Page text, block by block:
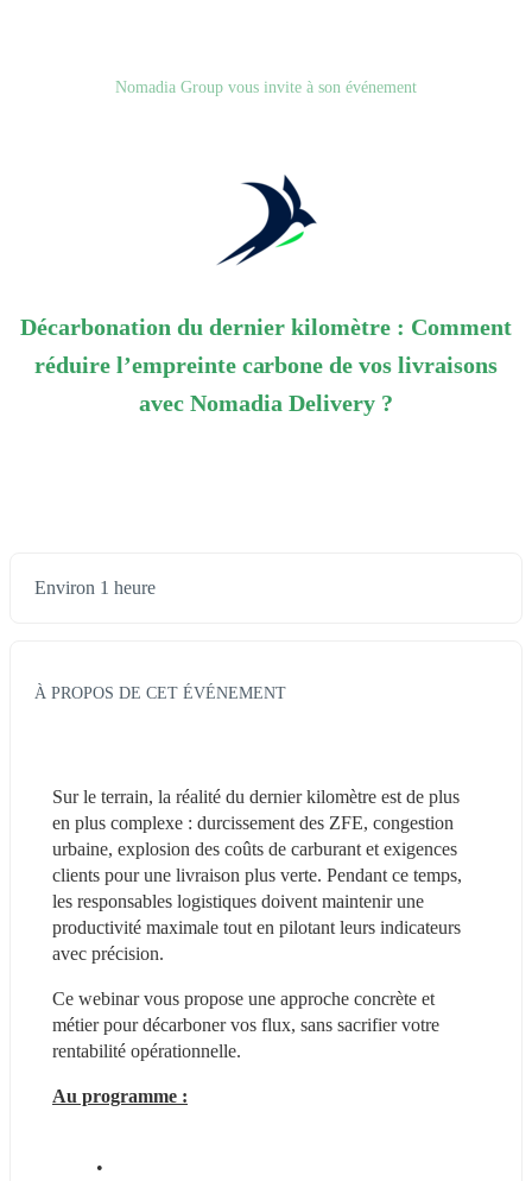
Nomadia Group vous invite à son événement
Décarbonation du dernier kilomètre : Comment
réduire l’empreinte carbone de vos livraisons
avec Nomadia Delivery ?
Environ 1 heure
À PROPOS DE CET ÉVÉNEMENT
Sur le terrain, la réalité du dernier kilomètre est de plus
en plus complexe : durcissement des ZFE, congestion
urbaine, explosion des coûts de carburant et exigences
clients pour une livraison plus verte. Pendant ce temps,
les responsables logistiques doivent maintenir une
productivité maximale tout en pilotant leurs indicateurs
avec précision.
Ce webinar vous propose une approche concrète et
métier pour décarboner vos flux, sans sacrifier votre
rentabilité opérationnelle.
Au programme :